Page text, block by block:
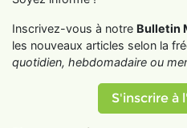
Inscrivez-vous à notre Bulletin
les nouveaux articles selon la
quotidien, hebdomadaire ou
S'inscrire à